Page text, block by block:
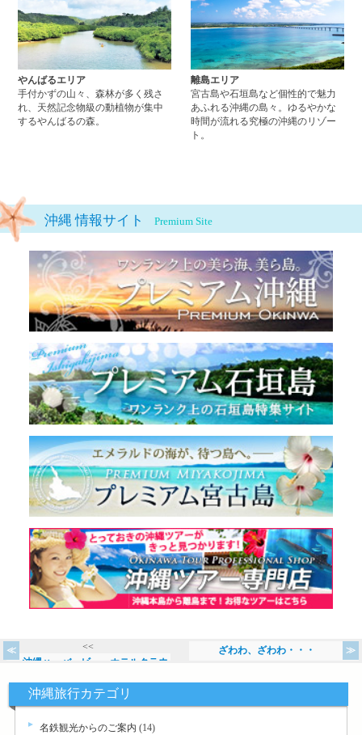
やんばるエリア
手付かずの山々、森林が多く残さ
れ、天然記念物級の動植物が集中
するやんばるの森。
離島エリア
宮古島や石垣島など個性的で魅力
あふれる沖縄の島々。ゆるやかな
時間が流れる究極の沖縄のリゾー
ト。
沖縄 情報サイト Premium Site
<<
沖縄ハーバービューホテルクラウ
ざわわ、ざわわ・・・
沖縄旅行カテゴリ
名鉄観光からのご案内 (14)